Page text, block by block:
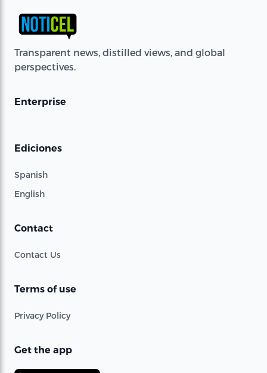
Transparent news, distilled views, and global
perspectives.
Enterprise
Ediciones
Spanish
English
Contact
Contact Us
Terms of use
Privacy Policy
Get the app